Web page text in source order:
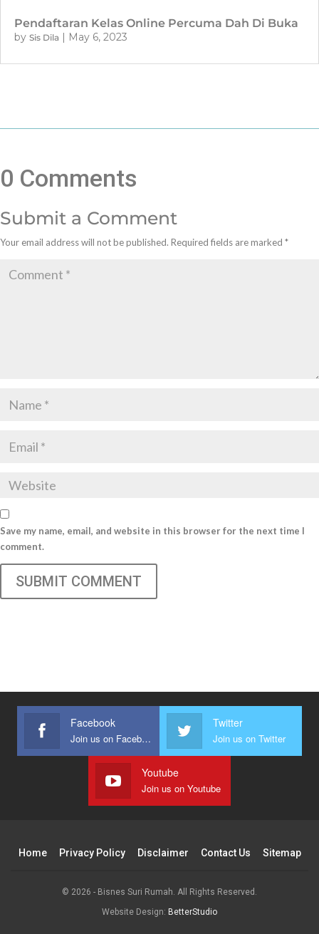
Pendaftaran Kelas Online Percuma Dah Di Buka
by Sis Dila May 6, 2023
0 Comments
Submit a Comment
Your email address will not be published. Required fields are marked *
Save my name, email, and website in this browser for the next time I
comment.
SUBMIT COMMENT
Facebook
Join us on Facebook
Twitter
Join us on Twitter
Youtube
Join us on Youtube
Home Privacy Policy Disclaimer Contact Us Sitemap
© 2026 - Bisnes Suri Rumah. All Rights Reserved.
Website Design: BetterStudio